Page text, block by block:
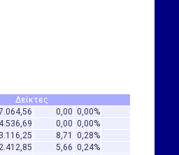
Δείκτες
0,00 0,00%
4.536,69 0,00 0,00%
3.116,25 8,71 0,28%
2.412,85 5,66 0,24%